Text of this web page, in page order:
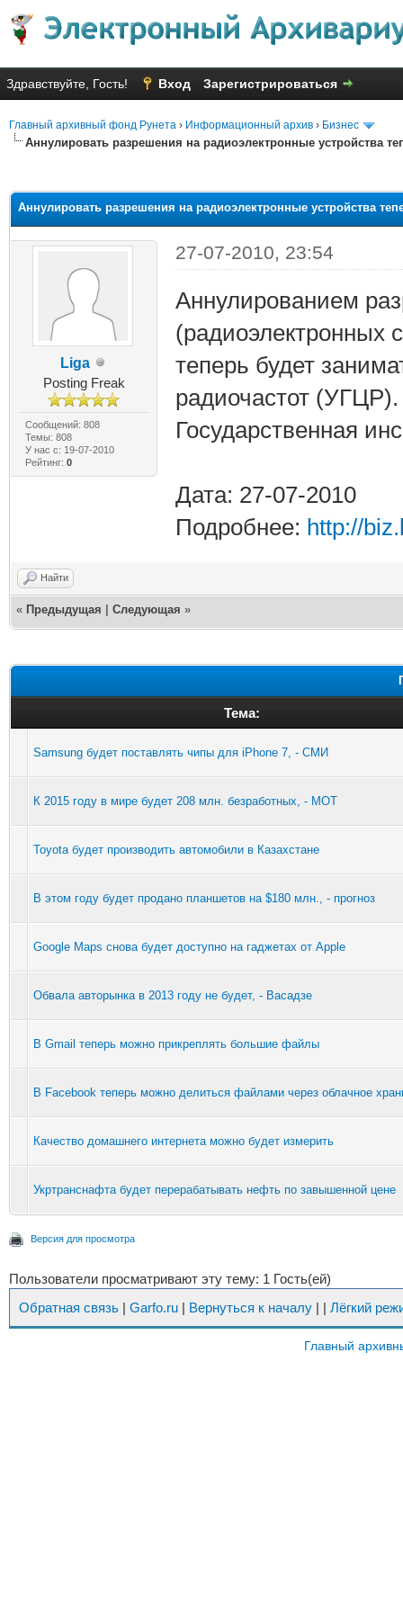
Здравствуйте, Гость! Вход Зарегистрироваться
Главный архивный фонд Рунета › Информационный архив › Бизнес
Аннулировать разрешения на радиоэлектронные устройства
Аннулировать разрешения на радиоэлектронные устройства
Liga
Posting Freak
Сообщений: 808
Темы: 808
У нас с: 19-07-2010
Рейтинг: 0
27-07-2010, 23:54
Аннулированием
(радиоэлектронных
теперь будет
радиочастот
Государственная
Дата: 27-07-2010
Подробнее: http://
Найти
« Предыдущая Следующая »
Тема:
Samsung будет поставлять чипы для iPhone 7, - СМИ
К 2015 году в мире будет 208 млн. безработных, - МОТ
Toyota будет производить автомобили в Казахстане
В этом году будет продано планшетов на $180 млн., - прогноз
Google Maps снова будет доступно на гаджетах от Apple
Обвала авторынка в 2013 году не будет, - Васадзе
В Gmail теперь можно прикреплять большие файлы
В Facebook теперь можно делиться файлами через облачное
Качество домашнего интернета можно будет измерить
Укртранснафта будет перерабатывать нефть по завышенной цене
Версия для просмотра
Пользователи просматривают эту тему: 1 Гость(ей)
Обратная связь | Garfo.ru | Вернуться к началу | | Лёгкий
Главный